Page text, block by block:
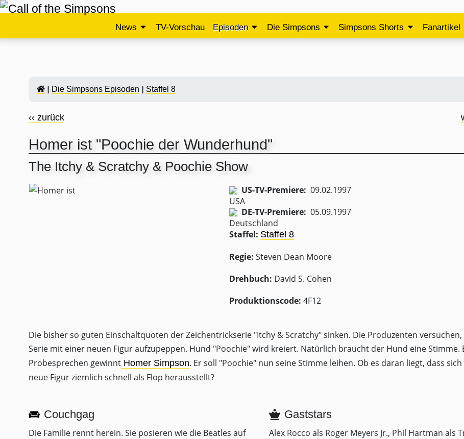
News TV-Vorschau Episoden Die Simpsons Simpsons Shorts Fanartikel
Die Simpsons Episoden Staffel 8
‹‹ zurück
Homer ist "Poochie der Wunderhund"
The Itchy & Scratchy & Poochie Show
US-TV-Premiere: 09.02.1997
DE-TV-Premiere: 05.09.1997
Staffel: Staffel 8
Regie: Steven Dean Moore
Drehbuch: David S. Cohen
Produktionscode: 4F12
Die bisher so guten Einschaltquoten der Zeichentrickserie "Itchy & Scratchy" sinken. Die Produzenten versuchen,
Serie mit einer neuen Figur aufzupeppen. Hund "Poochie" wird kreiert. Natürlich braucht der Hund eine Stimme.
Probesprechen gewinnt Homer Simpson. Er soll "Poochie" nun seine Stimme leihen. Ob es daran liegt, dass
neue Figur ziemlich schnell als Flop herausstellt?
Couchgag
Die Familie rennt herein. Sie posieren wie die Beatles auf
Gaststars
Alex Rocco als Roger Meyers Jr., Phil Hartman als